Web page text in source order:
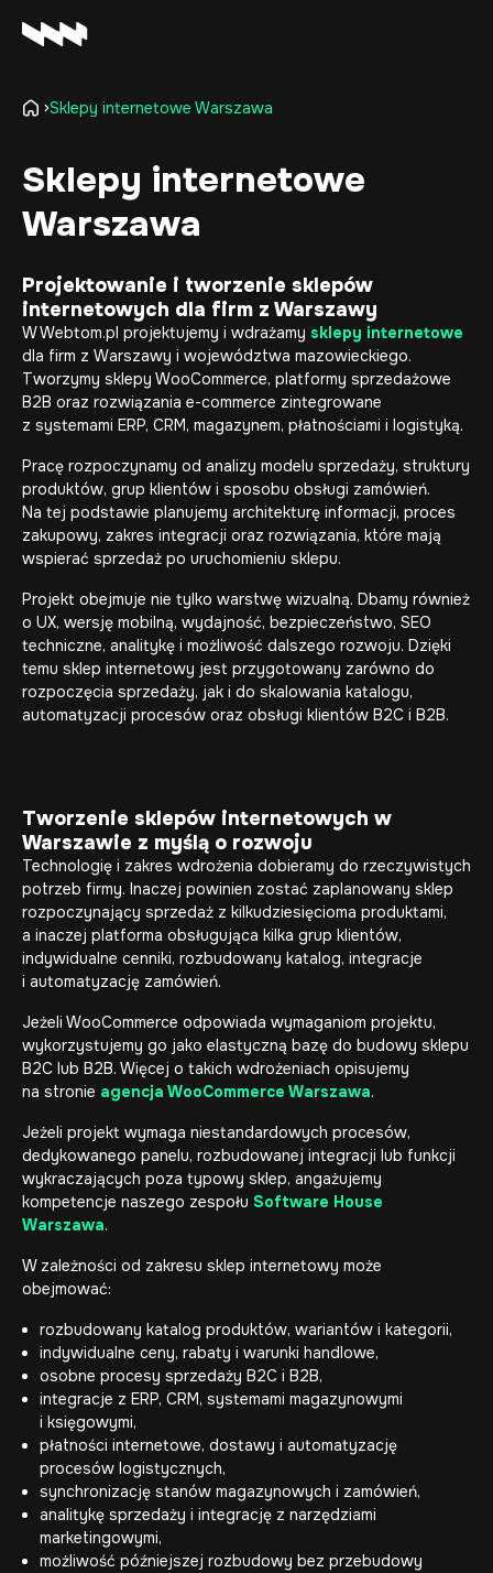
O firmie
Kariera
Kontakt
Sklepy internetowe Warszawa
Sklepy internetowe
Warszawa
Projektowanie i tworzenie sklepów
internetowych dla firm z Warszawy
W Webtom.pl projektujemy i wdrażamy sklepy internetowe
dla firm z Warszawy i województwa mazowieckiego.
Tworzymy sklepy WooCommerce, platformy sprzedażowe
B2B oraz rozwiązania e-commerce zintegrowane
z systemami ERP, CRM, magazynem, płatnościami i logistyką.
Pracę rozpoczynamy od analizy modelu sprzedaży, struktury
produktów, grup klientów i sposobu obsługi zamówień.
Na tej podstawie planujemy architekturę informacji, proces
zakupowy, zakres integracji oraz rozwiązania, które mają
wspierać sprzedaż po uruchomieniu sklepu.
Projekt obejmuje nie tylko warstwę wizualną. Dbamy również
o UX, wersję mobilną, wydajność, bezpieczeństwo, SEO
techniczne, analitykę i możliwość dalszego rozwoju. Dzięki
temu sklep internetowy jest przygotowany zarówno do
rozpoczęcia sprzedaży, jak i do skalowania katalogu,
automatyzacji procesów oraz obsługi klientów B2C i B2B.
Tworzenie sklepów internetowych w
Warszawie z myślą o rozwoju
Technologię i zakres wdrożenia dobieramy do rzeczywistych
potrzeb firmy. Inaczej powinien zostać zaplanowany sklep
rozpoczynający sprzedaż z kilkudziesięcioma produktami,
a inaczej platforma obsługująca kilka grup klientów,
indywidualne cenniki, rozbudowany katalog, integracje
i automatyzację zamówień.
Jeżeli WooCommerce odpowiada wymaganiom projektu,
wykorzystujemy go jako elastyczną bazę do budowy sklepu
B2C lub B2B. Więcej o takich wdrożeniach opisujemy
na stronie agencja WooCommerce Warszawa.
Jeżeli projekt wymaga niestandardowych procesów,
dedykowanego panelu, rozbudowanej integracji lub funkcji
wykraczających poza typowy sklep, angażujemy
kompetencje naszego zespołu Software House
Warszawa.
W zależności od zakresu sklep internetowy może
obejmować:
rozbudowany katalog produktów, wariantów i kategorii,
indywidualne ceny, rabaty i warunki handlowe,
osobne procesy sprzedaży B2C i B2B,
integracje z ERP, CRM, systemami magazynowymi
i księgowymi,
płatności internetowe, dostawy i automatyzację
procesów logistycznych,
synchronizację stanów magazynowych i zamówień,
analitykę sprzedaży i integrację z narzędziami
marketingowymi,
możliwość późniejszej rozbudowy bez przebudowy